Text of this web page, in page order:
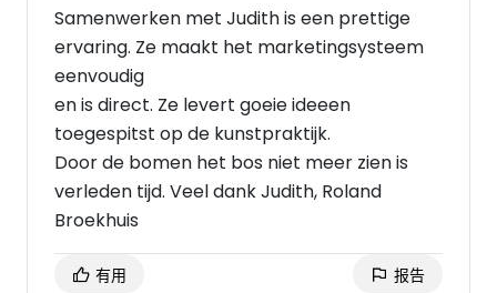
Samenwerken met Judith is een prettige
ervaring. Ze maakt het marketingsysteem
eenvoudig
en is direct. Ze levert goeie ideeen
toegespitst op de kunstpraktijk.
Door de bomen het bos niet meer zien is
verleden tijd. Veel dank Judith, Roland
Broekhuis
有用 报告